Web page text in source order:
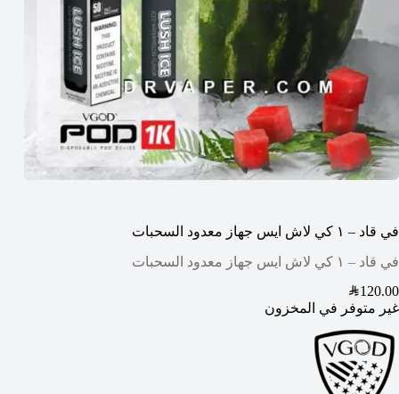
في قاد – ١ كي لاش ايس جهاز معدود السحبات
في قاد – ١ كي لاش ايس جهاز معدود السحبات
SAR120.00
غير متوفر في المخزون